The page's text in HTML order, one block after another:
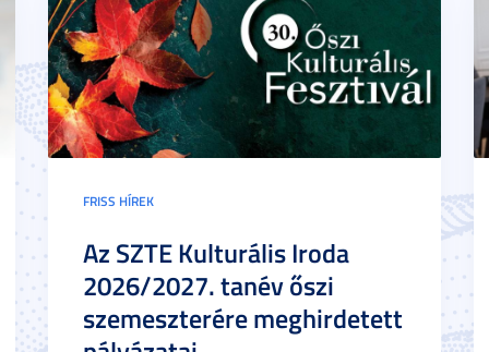
FRISS HÍREK
Az SZTE Kulturális Iroda
2026/2027. tanév őszi
szemeszterére meghirdetett